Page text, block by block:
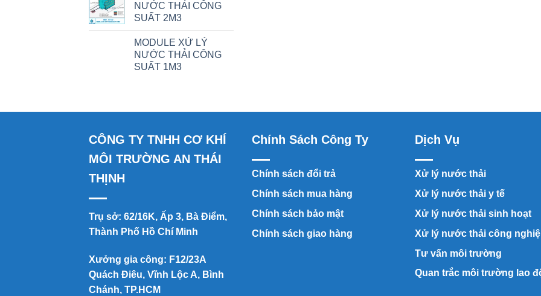
NƯỚC THẢI CÔNG
SUẤT 2M3
MODULE XỬ LÝ
NƯỚC THẢI CÔNG
SUẤT 1M3
CÔNG TY TNHH CƠ KHÍ
MÔI TRƯỜNG AN THÁI
THỊNH
Trụ sở: 62/16K, Ấp 3, Bà Điểm,
Thành Phố Hồ Chí Minh
Xưởng gia công: F12/23A
Quách Điêu, Vĩnh Lộc A, Bình
Chánh, TP.HCM
Chính Sách Công Ty
Chính sách đổi trả
Chính sách mua hàng
Chính sách bảo mật
Chính sách giao hàng
Dịch Vụ
Xử lý nước thải
Xử lý nước thải y tế
Xử lý nước thải sinh hoạt
Xử lý nước thải công
Tư vấn môi trường
Quan trắc môi trường lao